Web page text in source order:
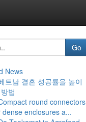
Go
News
트남 결혼 성공률을 높이
법
round connectors
dense enclosures a...